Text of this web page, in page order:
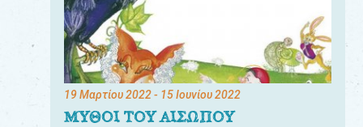
19 Μαρτίου 2022- 15 Ιουνίου 2022
ΜΥΘΟΙ ΤΟΥ ΑΙΣΩΠΟΥ